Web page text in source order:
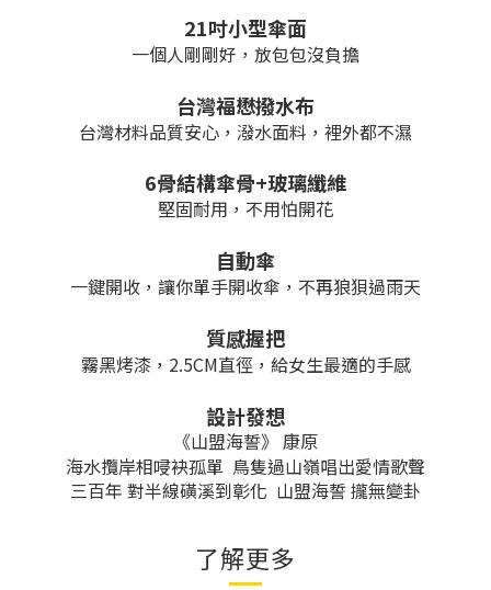
21吋小型傘面
一個人剛剛好，放包包沒負擔
台灣福懋撥水布
台灣材料品質安心，潑水面料，裡外都不濕
6骨結構傘骨+玻璃纖維
堅固耐用，不用怕開花
自動傘
一鍵開收，讓你單手開收傘，不再狼狽過雨天
質感握把
霧黑烤漆，2.5CM直徑，給女生最適的手感
設計發想
《山盟海誓》 康原
海水攬岸相唚袂孤單 鳥隻過山嶺唱出愛情歌聲
三百年 對半線磺溪到彰化 山盟海誓 攏無變卦
了解更多